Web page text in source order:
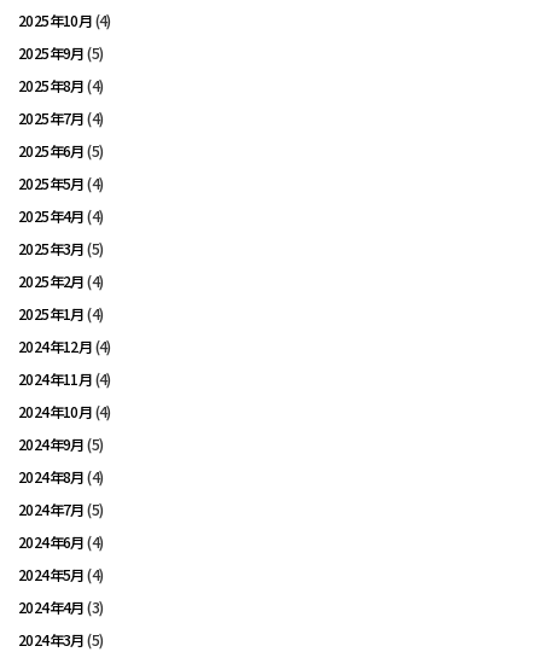
2025年10月(4)
2025年9月(5)
2025年8月(4)
2025年7月(4)
2025年6月(5)
2025年5月(4)
2025年4月(4)
2025年3月(5)
2025年2月(4)
2025年1月(4)
2024年12月(4)
2024年11月(4)
2024年10月(4)
2024年9月(5)
2024年8月(4)
2024年7月(5)
2024年6月(4)
2024年5月(4)
2024年4月(3)
2024年3月(5)